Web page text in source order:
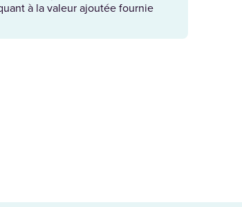
à la valeur ajoutée fournie